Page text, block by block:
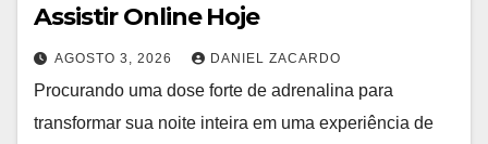
Assistir Online Hoje
AGOSTO 3, 2026 DANIEL ZACARDO
Procurando uma dose forte de adrenalina para
transformar sua noite inteira em uma experiência de